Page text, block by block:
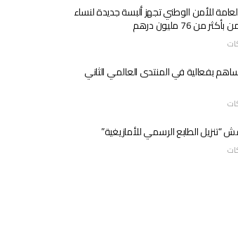
للأمن الوطني تجهز ألبسة جديدة لنساء
من 76 مليون درهم
بفعالية في المنتدى العالمي الثاني
“تنزيل الطابع الرسمي للأمازيغية”